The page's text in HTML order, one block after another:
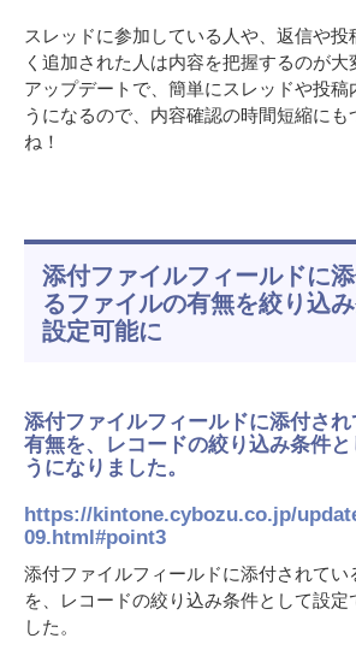
スレッドに参加している人や、返信や投
く追加された人は内容を把握するのが
アップデートで、簡単にスレッドや投稿
うになるので、内容確認の時間短縮にも
ね！
添付ファイルフィールドに
るファイルの有無を絞り込
設定可能に
添付ファイルフィールドに添付さ
有無を、レコードの絞り込み条件と
うになりました。
https://kintone.cybozu.co.jp/
09.html#point3
添付ファイルフィールドに添付されてい
を、レコードの絞り込み条件として設定
した。